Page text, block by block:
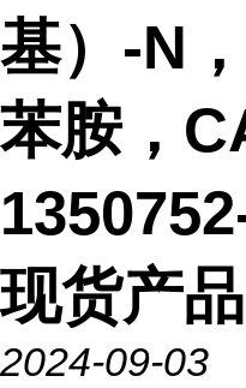
基）-N
苯胺，
现货产品
2024-09-03